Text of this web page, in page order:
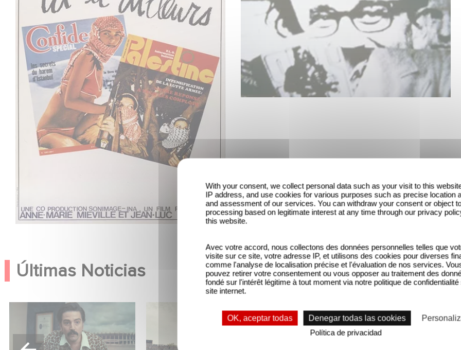
Últimas Noticias
Mexico 86: descubre el
tráiler de la nueva
producción de Gaumont
Gaumont USA adquiere
OPUS, una investigación
sobre la caída de Banco
¡Unfamiliar es N.º 1 en el
Top 10 de Netflix de series
With your consent, we collect personal data such as your visit to this
IP address, and use cookies for various purposes such as precise location
and assessment of our services. You can withdraw your consent or object
processing based on legitimate interest at any time through our privacy
this website.
Avec votre accord, nous collectons des données personnelles telles que
visite sur ce site, votre adresse IP, et utilisons des cookies pour diverses
comme l'analyse de localisation précise et l'évaluation de nos services.
pouvez retirer votre consentement ou vous opposer au traitement des
fondé sur l'intérêt légitime à tout moment via notre politique de
site internet.
OK, aceptar todas Denegar todas las cookies
Política de privacidad